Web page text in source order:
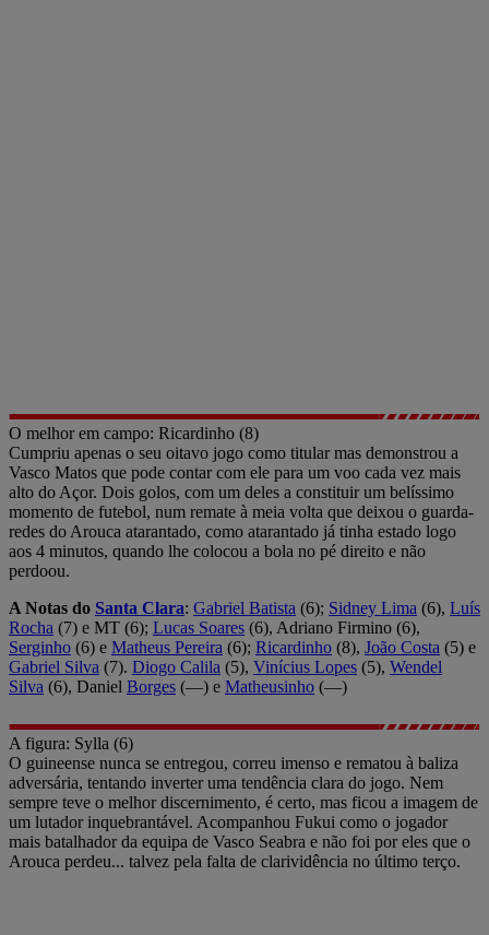
O melhor em campo: Ricardinho (8)
Cumpriu apenas o seu oitavo jogo como titular mas demonstrou a
Vasco Matos que pode contar com ele para um voo cada vez mais
alto do Açor. Dois golos, com um deles a constituir um belíssimo
momento de futebol, num remate à meia volta que deixou o guarda-
redes do Arouca atarantado, como atarantado já tinha estado logo
aos 4 minutos, quando lhe colocou a bola no pé direito e não
perdoou.
A Notas do Santa Clara: Gabriel Batista (6); Sidney Lima (6), Luís
Rocha (7) e MT (6); Lucas Soares (6), Adriano Firmino (6),
Serginho (6) e Matheus Pereira (6); Ricardinho (8), João Costa (5) e
Gabriel Silva (7). Diogo Calila (5), Vinícius Lopes (5), Wendel
Silva (6), Daniel Borges (—) e Matheusinho (—)
A figura: Sylla (6)
O guineense nunca se entregou, correu imenso e rematou à baliza
adversária, tentando inverter uma tendência clara do jogo. Nem
sempre teve o melhor discernimento, é certo, mas ficou a imagem de
um lutador inquebrantável. Acompanhou Fukui como o jogador
mais batalhador da equipa de Vasco Seabra e não foi por eles que o
Arouca perdeu... talvez pela falta de clarividência no último terço.